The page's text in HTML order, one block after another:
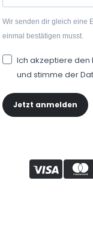
Wir senden dir gleich eine
einmal bestätigen musst.
Ich akzeptiere den
und stimme der
Jetzt anmelden